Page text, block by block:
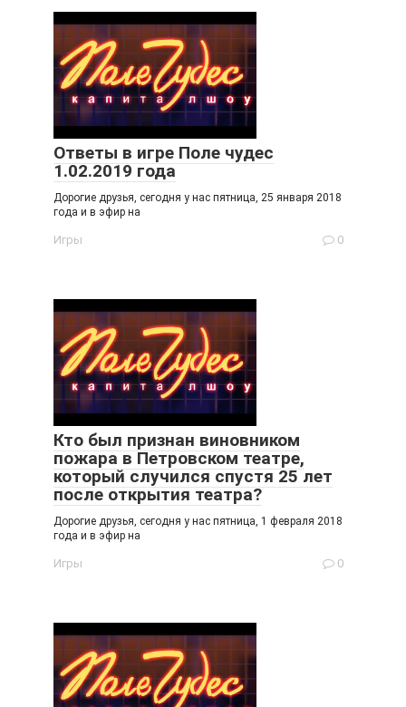
Ответы в игре Поле чудес
1.02.2019 года
Дорогие друзья, сегодня у нас пятница, 25 января 2018
года и в эфир на
Игры 0
Кто был признан виновником
пожара в Петровском театре,
который случился спустя 25 лет
после открытия театра?
Дорогие друзья, сегодня у нас пятница, 1 февраля 2018
года и в эфир на
Игры 0